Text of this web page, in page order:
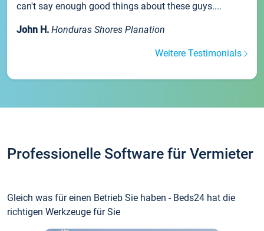
can't say enough good things about these guys....
John H. Honduras Shores Planation
Weitere Testimonials
Professionelle Software für Vermieter
Gleich was für einen Betrieb Sie haben - Beds24 hat die
richtigen Werkzeuge für Sie